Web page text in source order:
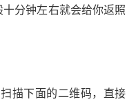
分钟左右就会给你返照
描下面的二维码，直接